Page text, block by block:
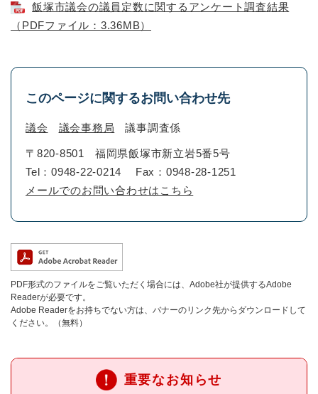
飯塚市議会の議員定数に関するアンケート調査結果
（PDFファイル：3.36MB）
このページに関するお問い合わせ先
議会 議会事務局 議事調査係
〒820-8501
福岡県飯塚市新立岩5番5号
Tel：0948-22-0214
Fax：0948-28-1251
メールでのお問い合わせはこちら
PDF形式のファイルをご覧いただく場合には、Adobe社が提供するAdobe
Readerが必要です。
Adobe Readerをお持ちでない方は、バナーのリンク先からダウンロードして
ください。（無料）
重要なお知らせ